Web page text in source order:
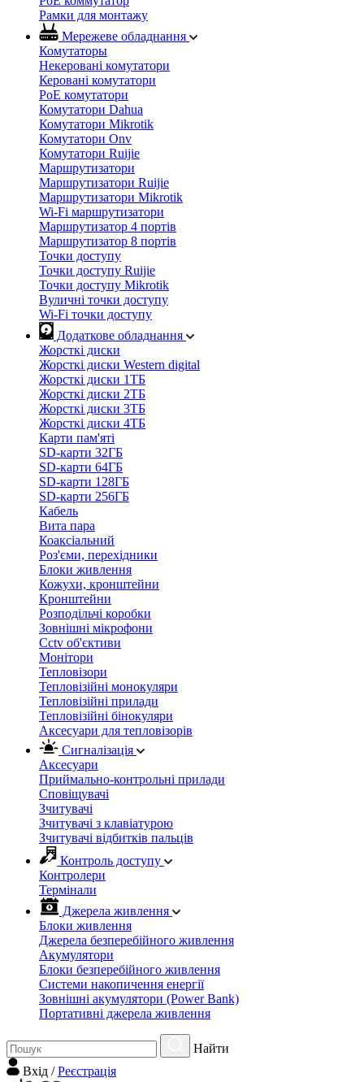
Рамки для монтажу
Мережеве обладнання
Комутаторы
Некеровані комутатори
Керовані комутатори
PoE комутатори
Комутатори Dahua
Комутатори Mikrotik
Комутатори Onv
Комутатори Ruijie
Маршрутизатори
Маршрутизатори Ruijie
Маршрутизатори Mikrotik
Wi-Fi маршрутизатори
Маршрутизатор 4 портів
Маршрутизатор 8 портів
Точки доступу
Точки доступу Ruijie
Точки доступу Mikrotik
Вуличні точки доступу
Wi-Fi точки доступу
Додаткове обладнання
Жорсткі диски
Жорсткі диски Western digital
Жорсткі диски 1ТБ
Жорсткі диски 2ТБ
Жорсткі диски 3ТБ
Жорсткі диски 4ТБ
Карти пам'яті
SD-карти 32ГБ
SD-карти 64ГБ
SD-карти 128ГБ
SD-карти 256ГБ
Кабель
Вита пара
Коаксіальний
Роз'єми, перехідники
Блоки живлення
Кожухи, кронштейни
Кронштейни
Розподільчі коробки
Зовнішні мікрофони
Cctv об'єктиви
Монітори
Тепловізори
Тепловізійні монокуляри
Тепловізійні прилади
Тепловізійні бінокуляри
Аксесуари для тепловізорів
Сигналізація
Аксесуари
Приймально-контрольні прилади
Сповіщувачі
Зчитувачі
Зчитувачі з клавіатурою
Зчитувачі відбитків пальців
Контроль доступу
Контролери
Термінали
Джерела живлення
Блоки живлення
Джерела безперебійного живлення
Акумулятори
Блоки безперебійного живлення
Системи накопичення енергії
Зовнішні акумулятори (Power Bank)
Портативні джерела живлення
Найти
Вхiд /Реєстрація